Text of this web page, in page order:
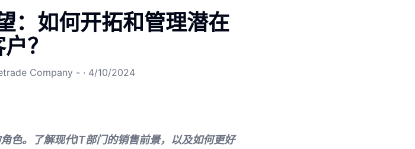
：如何开拓和管理潜在
？
Company - · 4/10/2024
色。了解现代IT部门的销售前景，以及如何更好